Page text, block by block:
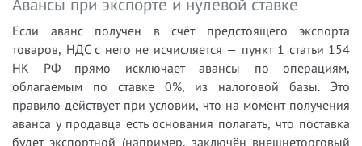
Авансы при экспорте и нулевой ставке
Если аванс получен в счёт предстоящего экспорта
товаров, НДС с него не исчисляется — пункт 1 статьи 154
НК РФ прямо исключает авансы по операциям,
облагаемым по ставке 0%, из налоговой базы. Это
правило действует при условии, что на момент получения
аванса у продавца есть основания полагать, что поставка
будет экспортной (например, заключён внешнеторговый